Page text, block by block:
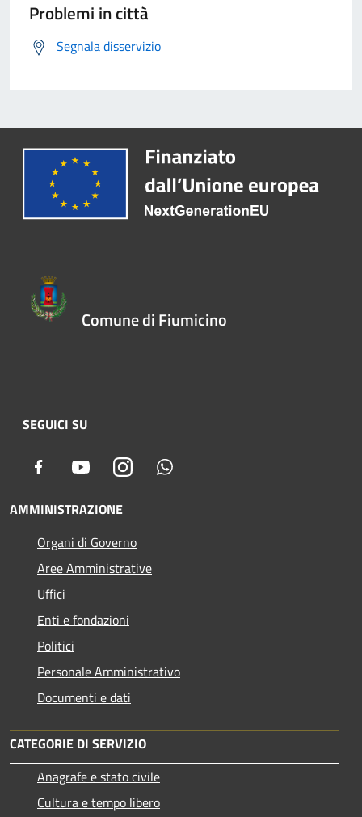
Problemi in città
Segnala disservizio
Comune di Fiumicino
SEGUICI SU
Facebook YoutubeInstagram
AMMINISTRAZIONE
Organi di Governo
Aree Amministrative
Uffici
Enti e fondazioni
Politici
Personale Amministrativo
Documenti e dati
CATEGORIE DI SERVIZIO
Anagrafe e stato civile
Cultura e tempo libero